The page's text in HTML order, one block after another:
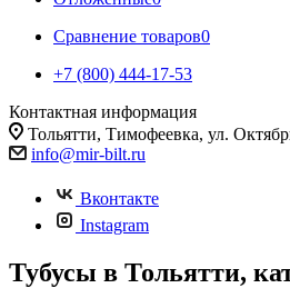
Сравнение товаров0
+7 (800) 444-17-53
Контактная информация
Тольятти, Тимофеевка, ул.
info@mir-bilt.ru
Вконтакте
Instagram
Тубусы в Тольятти,